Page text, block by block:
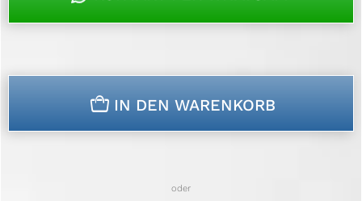
n IN DEN WARENKORB
oder